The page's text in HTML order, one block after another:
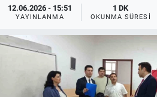
12.06.2026 - 15:51
YAYINLANMA
1 DK
OKUNMA SÜRESI